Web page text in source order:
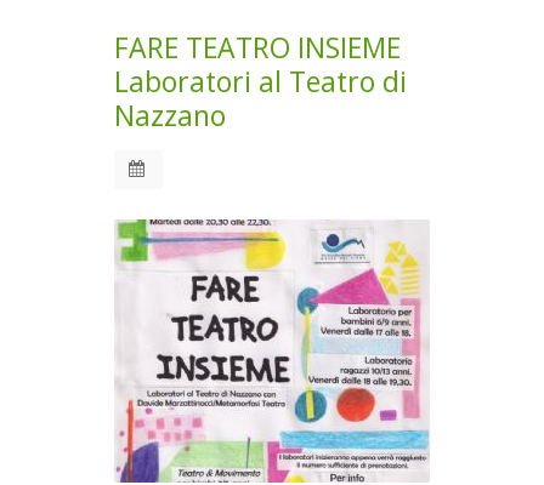
FARE TEATRO INSIEME
Laboratori al Teatro di
Nazzano